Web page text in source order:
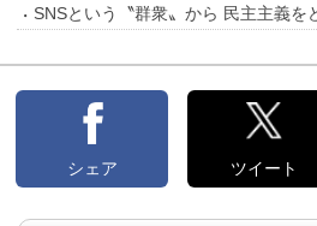
SNSという〝群衆〟から 民主主義を
シェア ツイート